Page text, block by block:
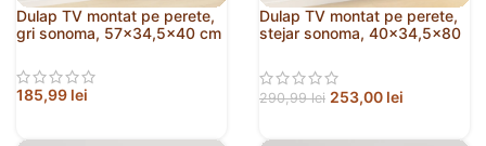
Dulap TV montat pe perete,
gri sonoma, 57×34,5×40 cm
185,99 lei
Dulap TV montat pe perete,
stejar sonoma, 40×34,5×80
290,99lei 253,00 lei